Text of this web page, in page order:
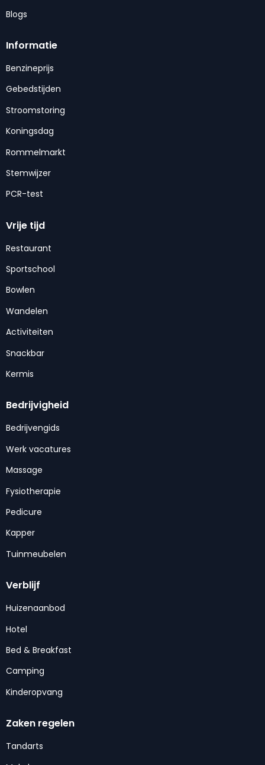
Blogs
Informatie
Benzineprijs
Gebedstijden
Stroomstoring
Koningsdag
Rommelmarkt
Stemwijzer
PCR-test
Vrije tijd
Restaurant
Sportschool
Bowlen
Wandelen
Activiteiten
Snackbar
Kermis
Bedrijvigheid
Bedrijvengids
Werk vacatures
Massage
Fysiotherapie
Pedicure
Kapper
Tuinmeubelen
Verblijf
Huizenaanbod
Hotel
Bed & Breakfast
Camping
Kinderopvang
Zaken regelen
Tandarts